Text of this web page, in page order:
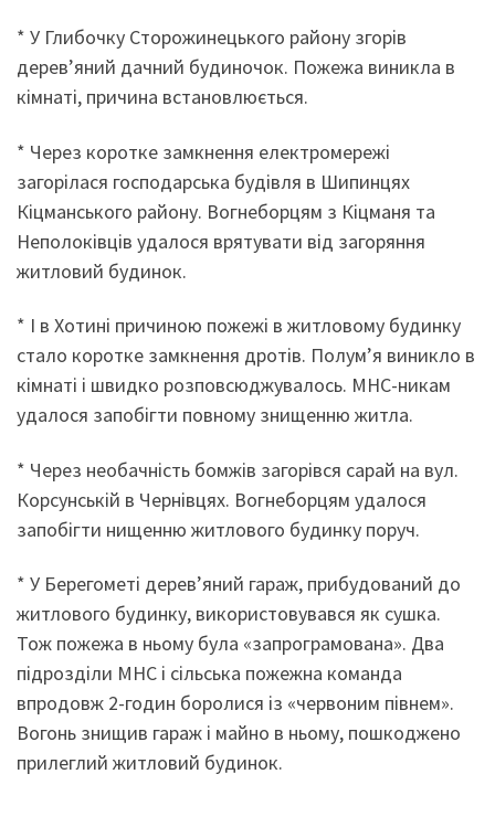
* У Глибочку Сторожинецького району згорів
дерев’яний дачний будиночок. Пожежа виникла в
кімнаті, причина встановлюється.
* Через коротке замкнення електромережі
загорілася господарська будівля в Шипинцях
Кіцманського району. Вогнеборцям з Кіцманя та
Неполоківців удалося врятувати від загоряння
житловий будинок.
* І в Хотині причиною пожежі в житловому будинку
стало коротке замкнення дротів. Полум’я виникло в
кімнаті і швидко розповсюджувалось. МНС-никам
удалося запобігти повному знищенню житла.
* Через необачність бомжів загорівся сарай на вул.
Корсунській в Чернівцях. Вогнеборцям удалося
запобігти нищенню житлового будинку поруч.
* У Берегометі дерев’яний гараж, прибудований до
житлового будинку, використовувався як сушка.
Тож пожежа в ньому була «запрограмована». Два
підрозділи МНС і сільська пожежна команда
впродовж 2-годин боролися із «червоним півнем».
Вогонь знищив гараж і майно в ньому, пошкоджено
прилеглий житловий будинок.